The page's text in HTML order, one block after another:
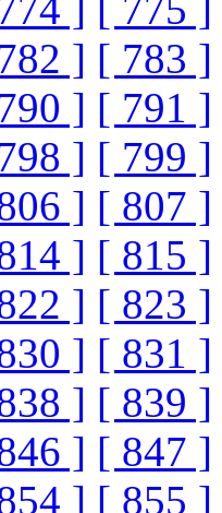
] [ 775 ]
] [ 783 ]
] [ 791 ]
] [ 799 ]
] [ 807 ]
] [ 815 ]
] [ 823 ]
] [ 831 ]
] [ 839 ]
] [ 847 ]
] [ 855 ]